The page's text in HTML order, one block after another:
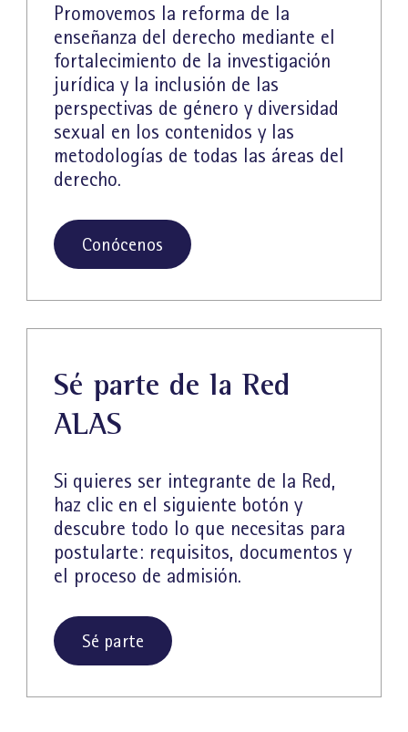
Promovemos la reforma de la
enseñanza del derecho mediante el
fortalecimiento de la investigación
jurídica y la inclusión de las
perspectivas de género y diversidad
sexual en los contenidos y las
metodologías de todas las áreas del
derecho.
Conócenos
Sé parte de la Red
ALAS
Si quieres ser integrante de la Red,
haz clic en el siguiente botón y
descubre todo lo que necesitas para
postularte: requisitos, documentos y
el proceso de admisión.
Sé parte